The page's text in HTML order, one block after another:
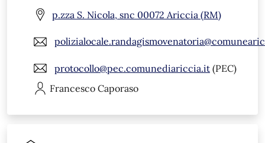
p.zza S. Nicola, snc 00072 Ariccia (RM)
protocollo@pec.comunediariccia.it (PEC)
Francesco Caporaso